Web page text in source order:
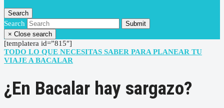
Search
Search
Submit
× Close search
[templatera id=”815″]
TODO LO QUE NECESITAS SABER PARA PLANEAR TU
VIAJE A BACALAR
¿En Bacalar hay sargazo?